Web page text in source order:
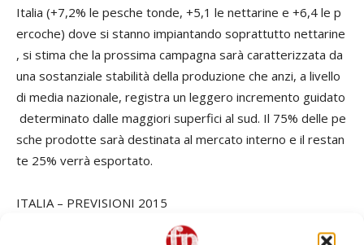
Italia (+7,2% le pesche tonde, +5,1 le nettarine e +6,4 le p
ercoche) dove si stanno impiantando soprattutto nettarine
, si stima che la prossima campagna sarà caratterizzata da
una sostanziale stabilità della produzione che anzi, a livello
di media nazionale, registra un leggero incremento guidato
determinato dalle maggiori superfici al sud. Il 75% delle pe
sche prodotte sarà destinata al mercato interno e il restan
te 25% verrà esportato.
ITALIA – PREVISIONI 2015